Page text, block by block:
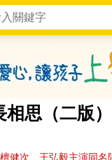
相思（二版
健次、王弘毅主演同名